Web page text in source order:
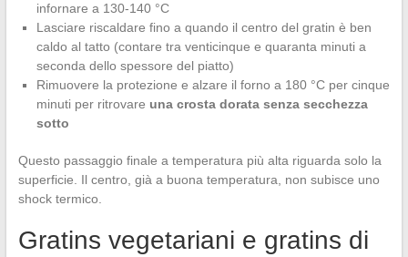
infornare a 130-140 °C
Lasciare riscaldare fino a quando il centro del gratin è ben
caldo al tatto (contare tra venticinque e quaranta minuti a
seconda dello spessore del piatto)
Rimuovere la protezione e alzare il forno a 180 °C per cinque
minuti per ritrovare una crosta dorata senza secchezza
sotto
Questo passaggio finale a temperatura più alta riguarda solo la
superficie. Il centro, già a buona temperatura, non subisce uno
shock termico.
Gratins vegetariani e gratins di